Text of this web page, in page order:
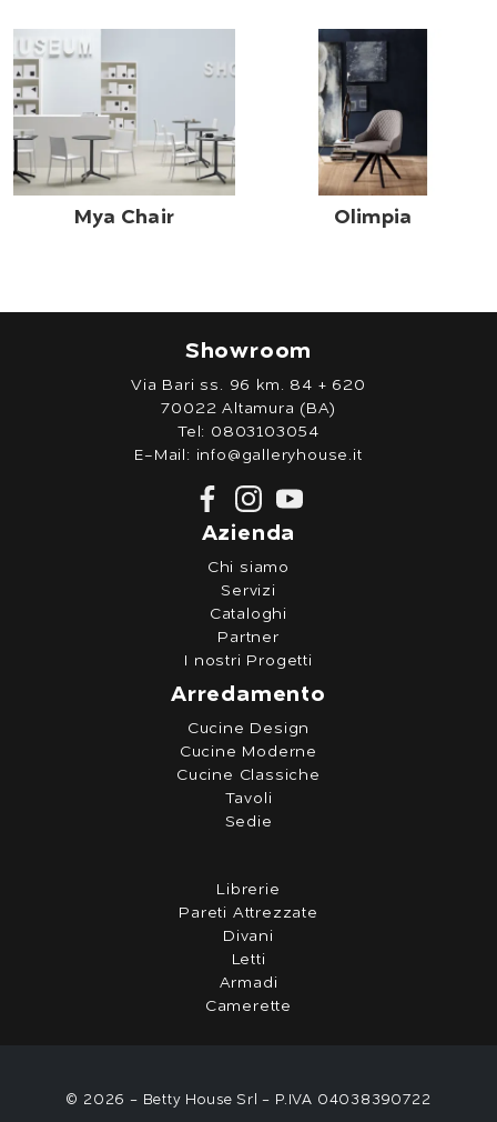
Mya Chair Olimpia
Showroom
Via Bari ss. 96 km. 84 + 620
70022 Altamura (BA)
Tel: 0803103054
E-Mail: info@galleryhouse.it
Azienda
Chi siamo
Servizi
Cataloghi
Partner
I nostri Progetti
Arredamento
Cucine Design
Cucine Moderne
Cucine Classiche
Tavoli
Sedie
Librerie
Pareti Attrezzate
Divani
Letti
Armadi
Camerette
© 2026 - Betty House Srl - P.IVA 04038390722